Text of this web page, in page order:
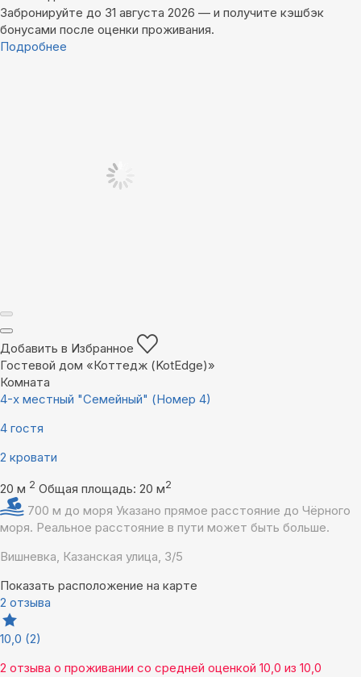
Забронируйте до 31 августа 2026 — и получите кэшбэк
бонусами после оценки проживания.
Подробнее
Добавить в Избранное
Гостевой дом «Коттедж (KotEdge)»
Комната
4-х местный "Семейный" (Номер 4)
4 гостя
2 кровати
20 м 2 Общая площадь: 20 м2
700 м до моря Указано прямое расстояние до Чёрного
моря. Реальное расстояние в пути может быть больше.
Вишневка, Казанская улица, 3/5
Показать расположение на карте
2 отзыва
10,0 (2)
2 отзыва о проживании со средней оценкой 10,0 из 10,0